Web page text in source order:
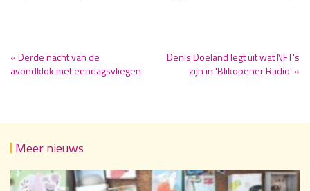
« Derde nacht van de
avondklok met eendagsvliegen
Denis Doeland legt uit wat NFT's
zijn in 'Blikopener Radio' »
Meer nieuws